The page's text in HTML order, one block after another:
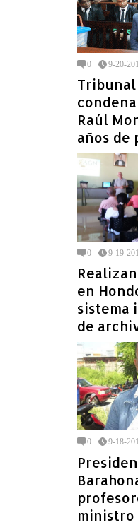
0 9-20-
Tribunal
Raúl
años de
0 9-19-
en
sistema
de
0 9-18-
ministro